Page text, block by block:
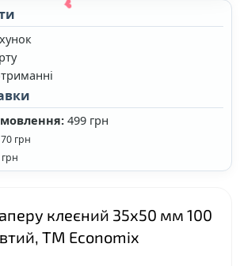
499 грн
70 грн
грн
клеєний 35х50 мм 100
ТМ Economix
❤ ❤